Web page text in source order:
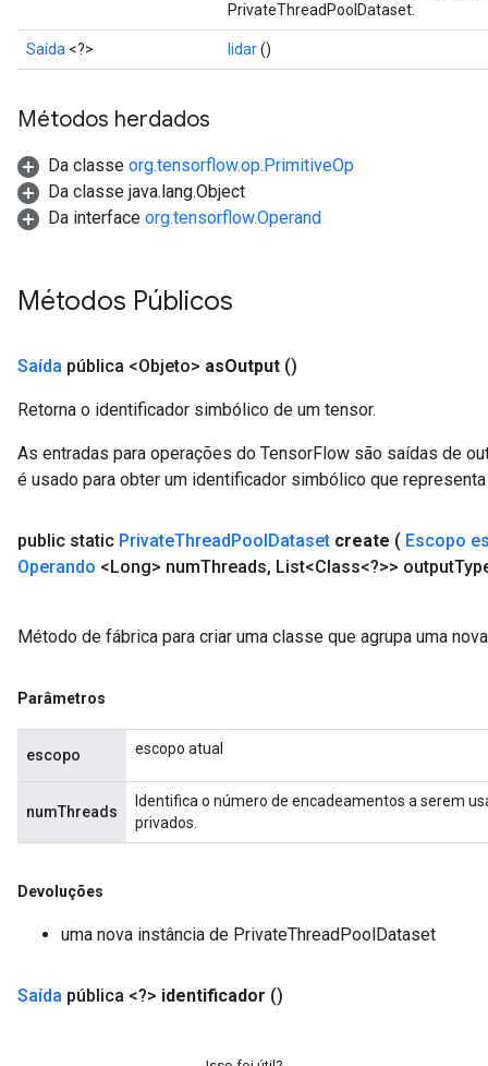
PrivateThreadPoolDataset.
Saída <?> lidar()
Métodos herdados
Da classe org.tensorflow.op.PrimitiveOp
Da classe java.lang.Object
Da interface org.tensorflow.Operand
Métodos Públicos
Saída pública <Objeto> asOutput ()
Retorna o identificador simbólico de um tensor.
As entradas para operações do TensorFlow são saídas de
é usado para obter um identificador simbólico que
public static PrivateThreadPoolDataset create ( Escopo
Operando <Long> numThreads, List<Class<?>> output
Método de fábrica para criar uma classe que agrupa uma
Parâmetros
escopo escopo atual
numThreads
Identifica o número de encadeamentos a serem
privados.
Devoluções
uma nova instância de PrivateThreadPoolDataset
Saída pública <?> identificador ()